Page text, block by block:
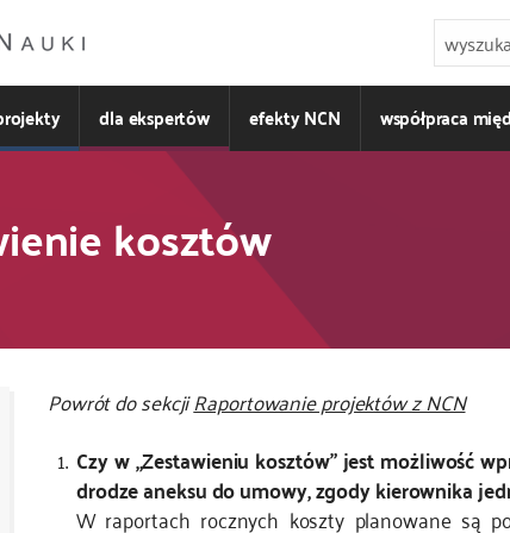
dla ekspertów efekty NCN współpraca
kosztów
Powrót do sekcjiRaportowanie projektów z NCN
Czy w „Zestawieniu kosztów” jest możliwość
drodze aneksu do umowy, zgody kierownika
W raportach rocznych koszty planowane są